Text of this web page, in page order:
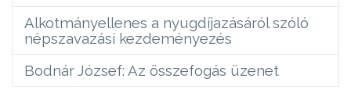
Alkotmányellenes a nyugdíjazásáról szóló
népszavazási kezdeményezés
Bodnár József: Az összefogás üzenet